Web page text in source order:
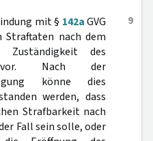
9
mit § 142aGVG
Straftaten nach dem
Zuständigkeit des
vor. Nach der
könne dies
werden, dass
Strafbarkeit nach
Fall sein solle, oder